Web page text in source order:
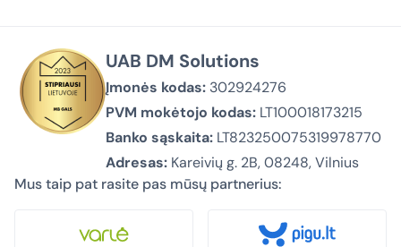
UAB DM Solutions
Įmonės kodas: 302924276
PVM mokėtojo kodas: LT100018173215
Banko sąskaita: LT823250075319978770
Adresas: Kareivių g. 2B, 08248, Vilnius
Mus taip pat rasite pas mūsų partnerius: